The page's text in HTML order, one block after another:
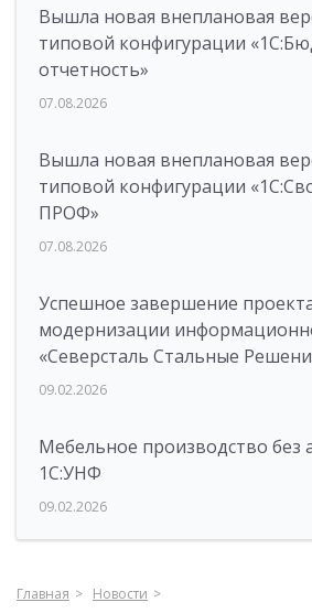
Вышла новая внеплановая
типовой конфигурации
отчетность»
07.08.2026
Вышла новая внеплановая
типовой конфигурации
ПРОФ»
07.08.2026
Успешное завершение
модернизации
«Северсталь Стальные
09.02.2026
Мебельное производство без
1С:УНФ
09.02.2026
Главная
Новости